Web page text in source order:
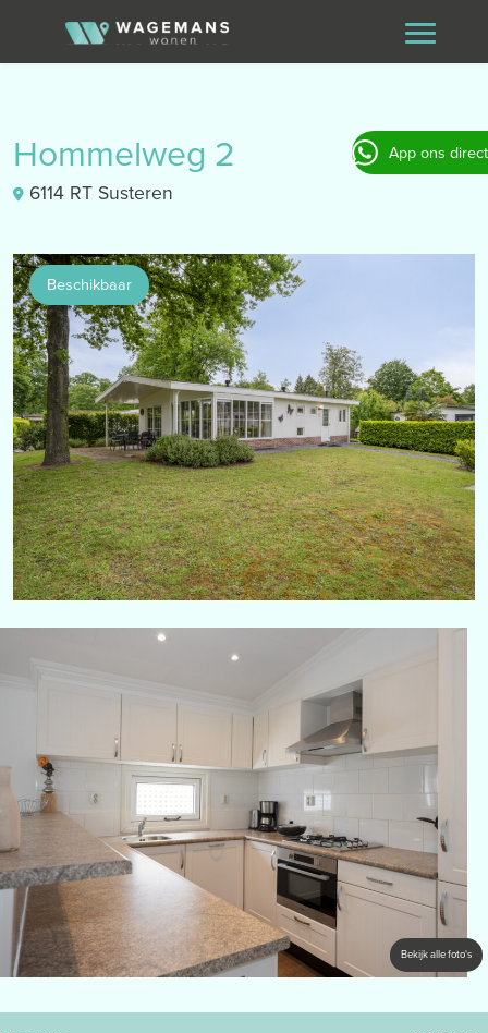
App ons direct
Hommelweg 2
6114 RT Susteren
Beschikbaar
Bekijk alle foto's